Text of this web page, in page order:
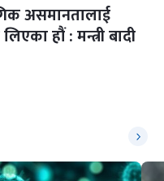
असमानतालाई
हौं : मन्त्री बादी